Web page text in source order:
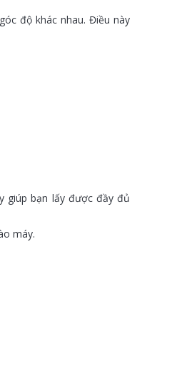
độ khác nhau. Điều này
giúp bạn lấy được đầy đủ
máy.